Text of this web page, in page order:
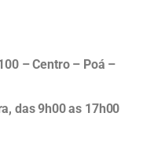
– Centro – Poá –
das 9h00 as 17h00